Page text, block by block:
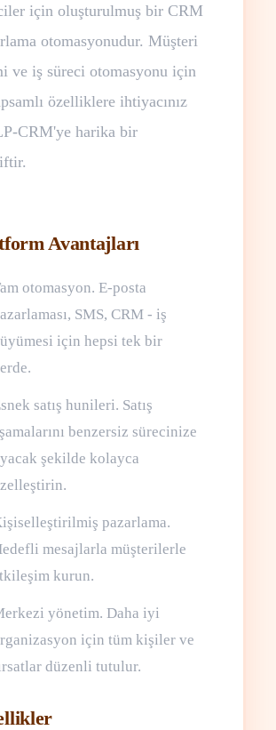
için oluşturulmuş bir CRM
otomasyonudur. Müşteri
ve iş süreci otomasyonu için
özelliklere ihtiyacınız
CRM'ye harika bir
Avantajları
otomasyon. E-posta
SMS, CRM - iş
için hepsi tek bir
satış hunileri. Satış
benzersiz sürecinize
şekilde kolayca
pazarlama.
mesajlarla müşterilerle
kurun.
yönetim. Daha iyi
için tüm kişiler ve
düzenli tutulur.